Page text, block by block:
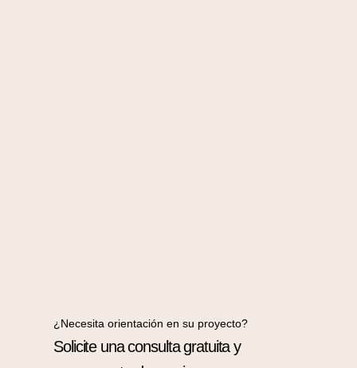
¿Necesita orientación en su proyecto?
Solicite una consulta gratuita y